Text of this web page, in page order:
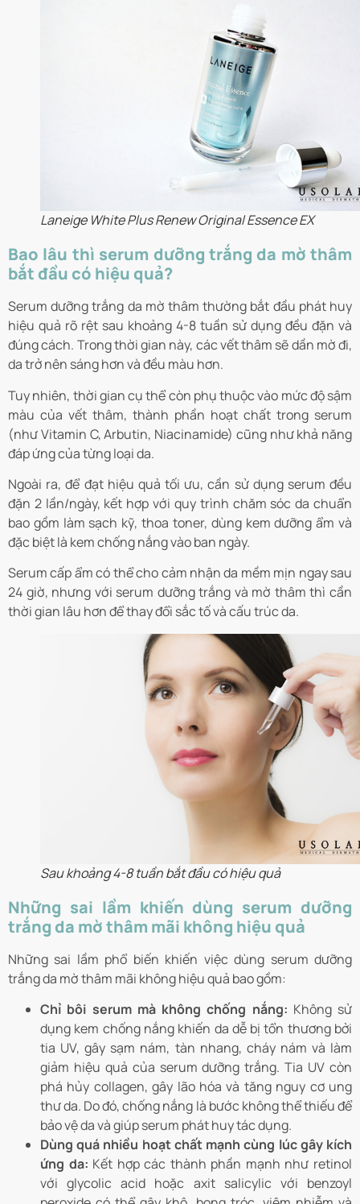
Laneige White Plus Renew Original Essence EX
Bao lâu thì serum dưỡng trắng da mờ thâm
bắt đầu có hiệu quả?
Serum dưỡng trắng da mờ thâm thường bắt đầu phát huy
hiệu quả rõ rệt sau khoảng 4-8 tuần sử dụng đều đặn và
đúng cách. Trong thời gian này, các vết thâm sẽ dần mờ đi,
da trở nên sáng hơn và đều màu hơn.
Tuy nhiên, thời gian cụ thể còn phụ thuộc vào mức độ sậm
màu của vết thâm, thành phần hoạt chất trong serum
(như Vitamin C, Arbutin, Niacinamide) cũng như khả năng
đáp ứng của từng loại da.
Ngoài ra, để đạt hiệu quả tối ưu, cần sử dụng serum đều
đặn 2 lần/ngày, kết hợp với quy trình chăm sóc da chuẩn
bao gồm làm sạch kỹ, thoa toner, dùng kem dưỡng ẩm và
đặc biệt là kem chống nắng vào ban ngày.
Serum cấp ẩm có thể cho cảm nhận da mềm mịn ngay sau
24 giờ, nhưng với serum dưỡng trắng và mờ thâm thì cần
thời gian lâu hơn để thay đổi sắc tố và cấu trúc da.
Sau khoảng 4-8 tuần bắt đầu có hiệu quả
Những sai lầm khiến dùng serum dưỡng
trắng da mờ thâm mãi không hiệu quả
Những sai lầm phổ biến khiến việc dùng serum dưỡng
trắng da mờ thâm mãi không hiệu quả bao gồm:
Chỉ bôi serum mà không chống nắng: Không sử
dụng kem chống nắng khiến da dễ bị tổn thương bởi
tia UV, gây sạm nám, tàn nhang, cháy nám và làm
giảm hiệu quả của serum dưỡng trắng. Tia UV còn
phá hủy collagen, gây lão hóa và tăng nguy cơ ung
thư da. Do đó, chống nắng là bước không thể thiếu để
bảo vệ da và giúp serum phát huy tác dụng.
Dùng quá nhiều hoạt chất mạnh cùng lúc gây kích
ứng da: Kết hợp các thành phần mạnh như retinol
với glycolic acid hoặc axit salicylic với benzoyl